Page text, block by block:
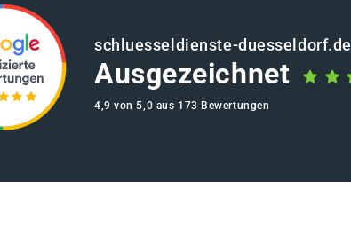
schluesseldienste-duesseldorf.de
Ausgezeichnet
4,9 von 5,0 aus 173 Bewertungen